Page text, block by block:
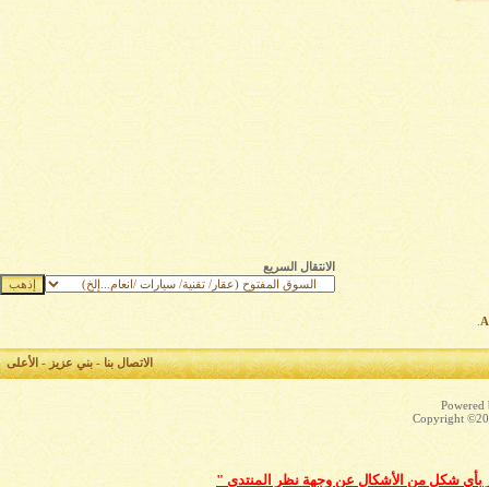
الانتقال السريع
الاتصال بنا-بني عزيز-الأعلى
Copyright
بأي شكل من الأشكال عن وجهة نظر المنتدى "